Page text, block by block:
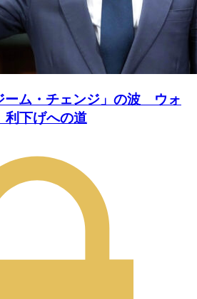
ーム・チェンジ」の波 ウォ
下げへの道